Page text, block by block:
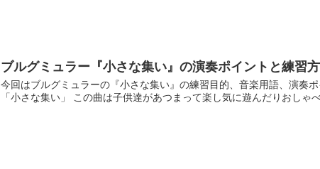
ブルグミュラー『小さな集い』の演奏ポイントと練習
今回はブルグミュラーの『小さな集い』の練習目的、音楽用語、演奏
「小さな集い」 この曲は子供達があつまって楽し気に遊んだりおしゃ